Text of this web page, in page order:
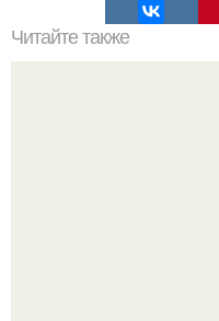
Читайте также